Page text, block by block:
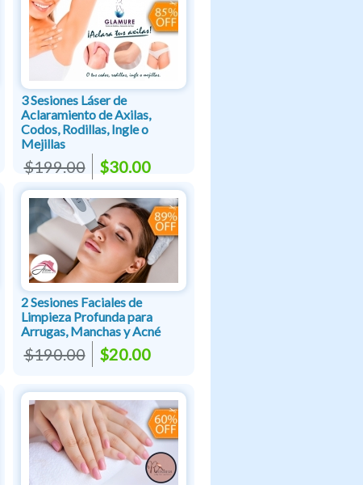
3 Sesiones Láser de
Aclaramiento de Axilas,
Codos, Rodillas, Ingle o
Mejillas
$199.00 $30.00
2 Sesiones Faciales de
Limpieza Profunda para
Arrugas, Manchas y Acné
$190.00 $20.00